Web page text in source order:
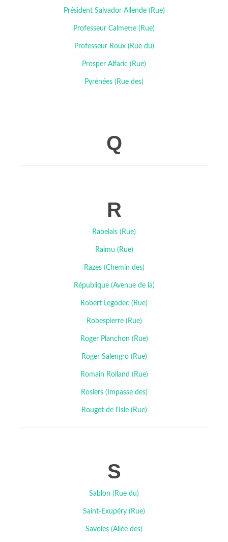
Président Salvador Allende (Rue)
Professeur Calmette (Rue)
Professeur Roux (Rue du)
Prosper Alfaric (Rue)
Pyrénées (Rue des)
Q
R
Rabelais (Rue)
Raimu (Rue)
Razes (Chemin des)
République (Avenue de la)
Robert Legodec (Rue)
Robespierre (Rue)
Roger Planchon (Rue)
Roger Salengro (Rue)
Romain Rolland (Rue)
Rosiers (Impasse des)
Rouget de l'Isle (Rue)
S
Sablon (Rue du)
Saint-Exupéry (Rue)
Savoies (Allée des)